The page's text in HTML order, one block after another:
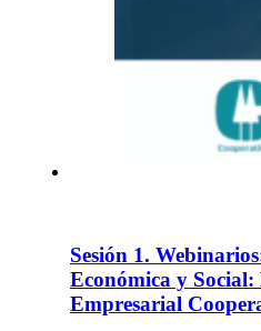
Sesión 1.
Económica y
Empresarial